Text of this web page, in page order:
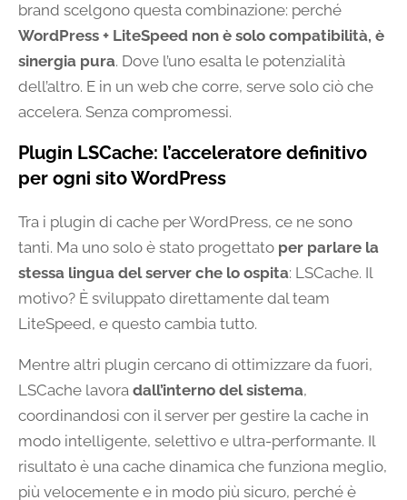
brand scelgono questa combinazione: perché
WordPress + LiteSpeed non è solo compatibilità, è
sinergia pura. Dove l’uno esalta le potenzialità
dell’altro. E in un web che corre, serve solo ciò che
accelera. Senza compromessi.
Plugin LSCache: l’acceleratore definitivo
per ogni sito WordPress
Tra i plugin di cache per WordPress, ce ne sono
tanti. Ma uno solo è stato progettato per parlare la
stessa lingua del server che lo ospita: LSCache. Il
motivo? È sviluppato direttamente dal team
LiteSpeed, e questo cambia tutto.
Mentre altri plugin cercano di ottimizzare da fuori,
LSCache lavora dall’interno del sistema,
coordinandosi con il server per gestire la cache in
modo intelligente, selettivo e ultra-performante. Il
risultato è una cache dinamica che funziona meglio,
più velocemente e in modo più sicuro, perché è